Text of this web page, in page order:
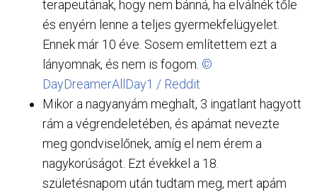
terapeutának, hogy nem bánná, ha elválnék tőle
és enyém lenne a teljes gyermekfelügyelet.
Ennek már 10 éve. Sosem említettem ezt a
lányomnak, és nem is fogom. ©
DayDreamerAllDay1 / Reddit
Mikor a nagyanyám meghalt, 3 ingatlant hagyott
rám a végrendeletében, és apámat nevezte
meg gondviselőnek, amíg el nem érem a
nagykorúságot. Ezt évekkel a 18.
születésnapom után tudtam meg, mert apám